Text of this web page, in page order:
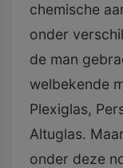
chemische
onder
de man
welbekende
Plexiglas,
Altuglas.
onder deze